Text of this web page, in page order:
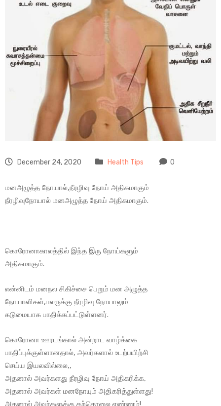
December 24, 2020 Health Tips 0
மனஅழுத்த நோயால்,நீரழிவு நோய் அதிகமாகும்
நீரழிவுநோயால் மனஅழுத்த நோய் அதிகமாகும்.
கொரோனாகாலத்தில் இந்த இரு நோய்களும்
அதிகமாகும்.
என்னிடம் மனநல சிகிச்சை பெறும் மன அழுத்த
நோயாளிகள்,பலருக்கு நீரழிவு நோயாலும்
கடுமையாக பாதிக்கப்பட்டுள்ளனர்.
கொரோனா ஊரடங்கால் அன்றாட வாழ்க்கை
பாதிப்புக்குள்ளானதால், அவர்களால் உடற்பயிற்சி
செய்ய இயலவில்லை,,
அதனால் அவர்களது நீரழிவு நோய் அதிகரிக்க,
அதனால் அவர்கள் மனநோயும் அதிகரித்துள்ளது!
அதனால் அவர்களுக்கு தற்கொலை எண்ணம்!